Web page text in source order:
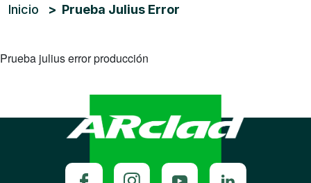
Ruta de navegación
Inicio Prueba Julius Error
Prueba julius error producción